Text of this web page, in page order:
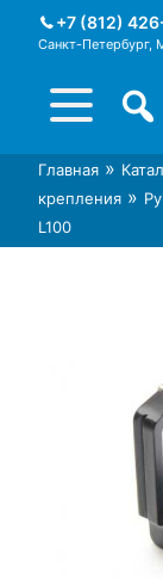
+7 (812)
Санкт-Петербург,
Главная »
крепления »
L100